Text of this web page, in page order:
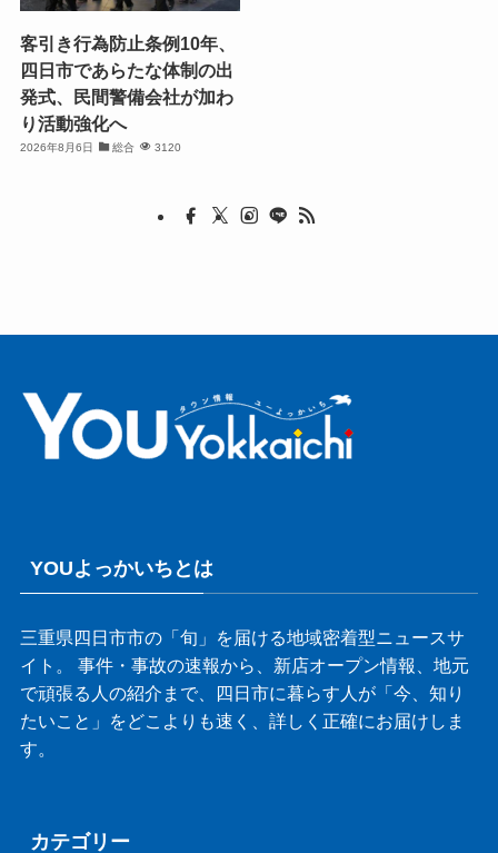
客引き行為防止条例10年、
四日市であらたな体制の出
発式、民間警備会社が加わ
り活動強化へ
2026年8月6日 総合 3120
YOUよっかいちとは
三重県四日市市の「旬」を届ける地域密着型ニュースサ
イト。 事件・事故の速報から、新店オープン情報、地元
で頑張る人の紹介まで、四日市に暮らす人が「今、知り
たいこと」をどこよりも速く、詳しく正確にお届けしま
す。
カテゴリー